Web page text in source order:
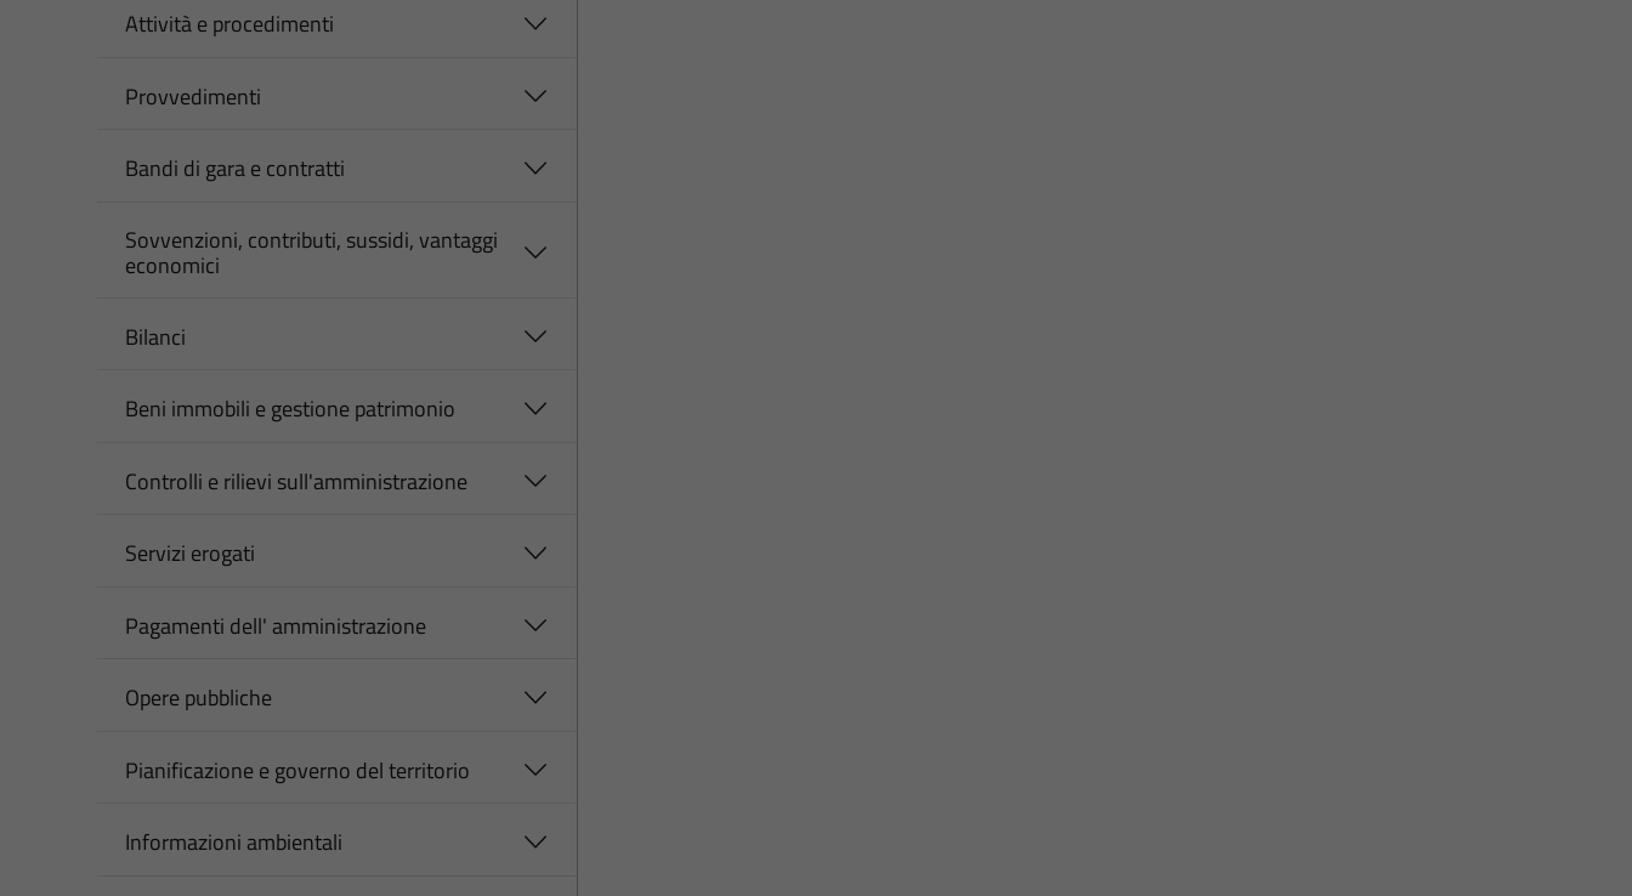
Attività e procedimenti
Provvedimenti
Bandi di gara e contratti
Sovvenzioni, contributi, sussidi, vantaggi
economici
Bilanci
Beni immobili e gestione patrimonio
Controlli e rilievi sull'amministrazione
Servizi erogati
Pagamenti dell' amministrazione
Opere pubbliche
Pianificazione e governo del territorio
Informazioni ambientali